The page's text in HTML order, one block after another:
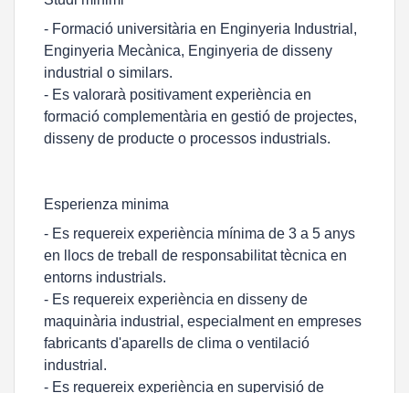
- Formació universitària en Enginyeria Industrial,
Enginyeria Mecànica, Enginyeria de disseny
industrial o similars.
- Es valorarà positivament experiència en
formació complementària en gestió de projectes,
disseny de producte o processos industrials.
Esperienza minima
- Es requereix experiència mínima de 3 a 5 anys
en llocs de treball de responsabilitat tècnica en
entorns industrials.
- Es requereix experiència en disseny de
maquinària industrial, especialment en empreses
fabricants d'aparells de clima o ventilació
industrial.
- Es requereix experiència en supervisió de